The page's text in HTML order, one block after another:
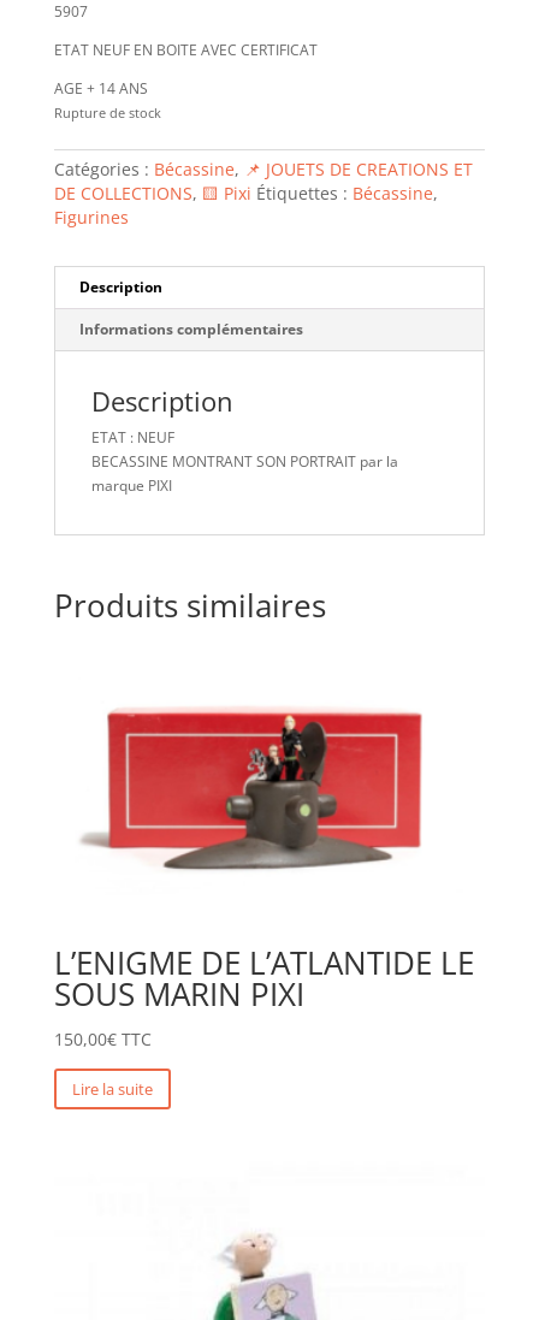
5907
ETAT NEUF EN BOITE AVEC CERTIFICAT
AGE + 14 ANS
Rupture de stock
Catégories : Bécassine, 📌 JOUETS DE CREATIONS ET
DE COLLECTIONS, 🟨 Pixi Étiquettes : Bécassine,
Figurines
Description
Informations complémentaires
Description
ETAT : NEUF
BECASSINE MONTRANT SON PORTRAIT par la
marque PIXI
Produits similaires
L’ENIGME DE L’ATLANTIDE LE
SOUS MARIN PIXI
150,00€ TTC
Lire la suite